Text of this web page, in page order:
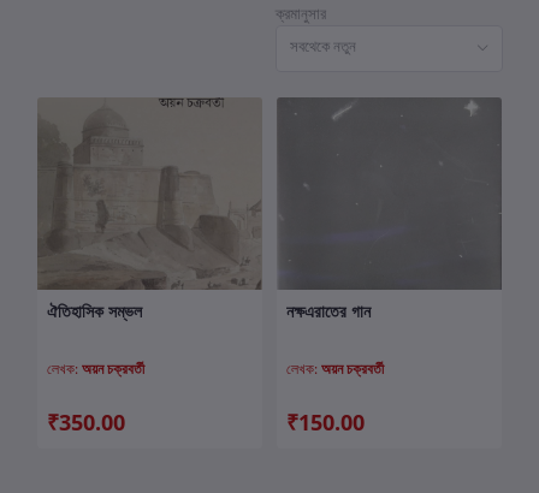
ক্রমানুসার
সবথেকে নতুন
কার্টে যোগ করুন
ঐতিহাসিক সম্ভল
লেখক: অয়ন চক্রবর্তী
₹350.00
কার্টে যোগ করুন
নক্ষএরাতের গান
লেখক: অয়ন চক্রবর্তী
₹150.00